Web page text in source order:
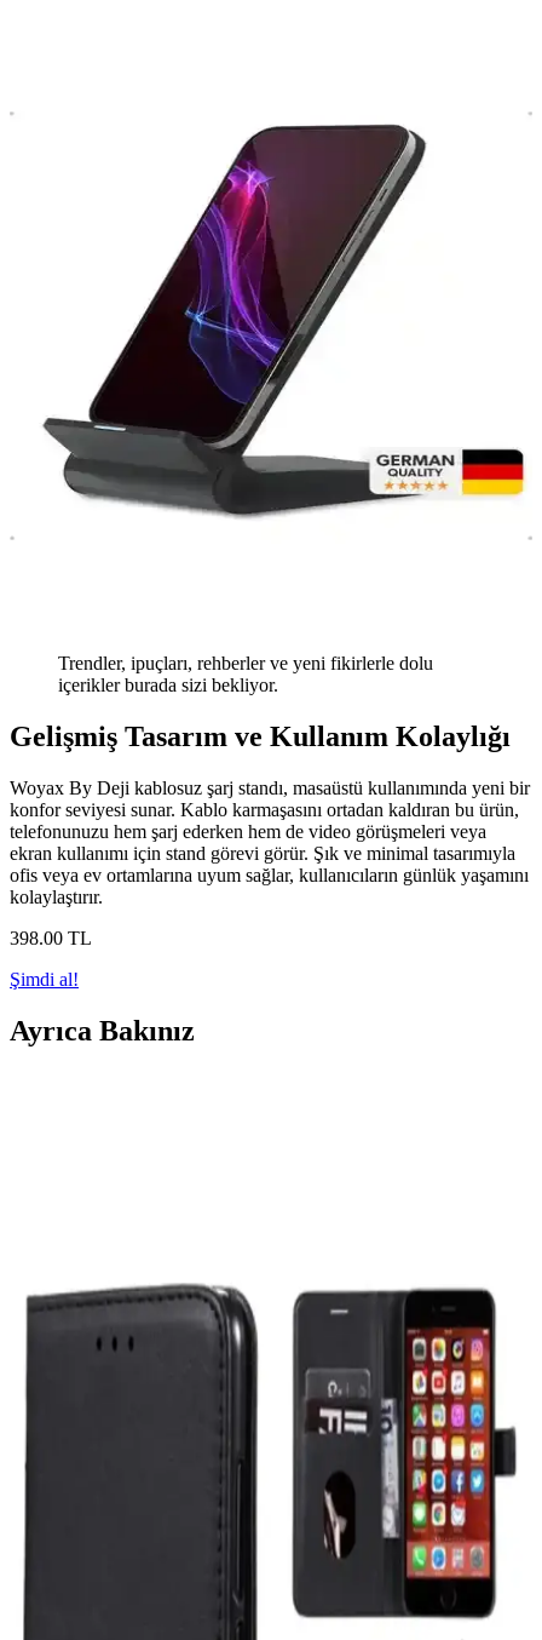
Trendler, ipuçları, rehberler ve yeni fikirlerle dolu
içerikler burada sizi bekliyor.
Gelişmiş Tasarım ve Kullanım Kolaylığı
Woyax By Deji kablosuz şarj standı, masaüstü kullanımında yeni bir
konfor seviyesi sunar. Kablo karmaşasını ortadan kaldıran bu ürün,
telefonunuzu hem şarj ederken hem de video görüşmeleri veya
ekran kullanımı için stand görevi görür. Şık ve minimal tasarımıyla
ofis veya ev ortamlarına uyum sağlar, kullanıcıların günlük yaşamını
kolaylaştırır.
398.00 TL
Şimdi al!
Ayrıca Bakınız
Değiştirilme Gerekliliği
Günlük hayatta telefon, kablosuz şarj cihazları, elektrikli su
ısıtıcıları, kulaklıklar ve gözlükler gibi teknolojik aletler kritik öneme
sahiptir ve bozulduklarında hemen değiştirilmelidir.
Modern Tasarımlı Güvenli Güç Bankaları: Şık ve
Güvenilir Taşınabilir Enerji Çözümleri
Günümüz teknolojisinin şıklığı ve güvenliğiyle donatılmış güç
bankaları, hafif ve kablosuz özellikleriyle pratik enerji çözümleri
Taşınabilir 5000mAh Kapasiteli Powerbankler:
Seyahat ve Günlük Kullanım İçin Uygun Seçenekler